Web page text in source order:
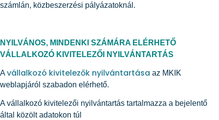
számlán, közbeszerzési pályázatoknál.
NYILVÁNOS, MINDENKI SZÁMÁRA ELÉRHETŐ
VÁLLALKOZÓ KIVITELEZŐI NYILVÁNTARTÁS
Avállalkozó kivitelezők nyilvántartása az MKIK
weblapjáról szabadon elérhető.
A vállalkozó kivitelezői nyilvántartás tartalmazza a bejelentő
által közölt adatokon túl